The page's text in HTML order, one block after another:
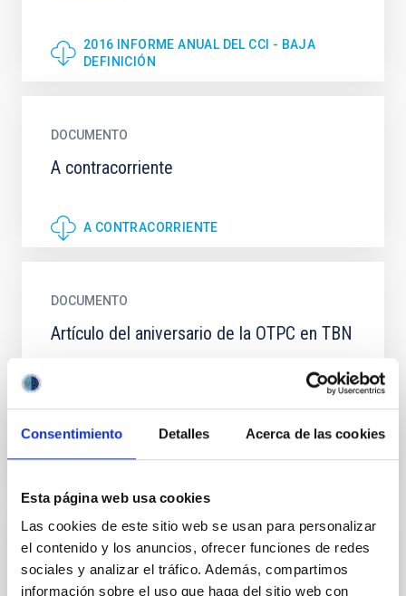
Consentimiento Detalles Acerca de las cookies
Esta página web usa cookies
Las cookies de este sitio web se usan para personalizar
el contenido y los anuncios, ofrecer funciones de redes
sociales y analizar el tráfico. Además, compartimos
información sobre el uso que haga del sitio web con
2016 INFORME ANUAL DEL CCI - BAJA
DEFINICIÓN
DOCUMENTO
A contracorriente
A CONTRACORRIENTE
DOCUMENTO
Artículo del aniversario de la OTPC en TBN
ARTÍCULO DEL ANIVERSARIO DE LA OTPC EN
DOCUMENTO
Artículo sobre contaminación lumínica en